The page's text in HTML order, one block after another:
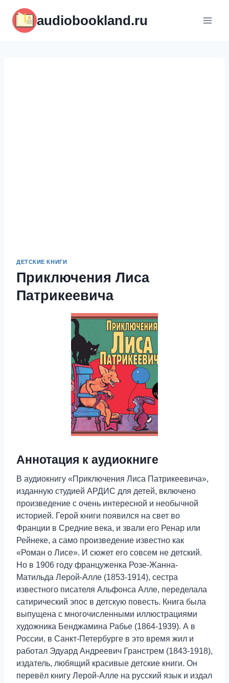
содержимому
audiobookland.ru
ДЕТСКИЕ КНИГИ
Приключения Лиса
Патрикеевича
Аннотация к аудиокниге
В аудиокнигу «Приключения Лиса Патрикеевича»,
изданную студией АРДИС для детей, включено
произведение с очень интересной и необычной
историей. Герой книги появился на свет во
Франции в Средние века, и звали его Ренар или
Рейнеке, а само произведение известно как
«Роман о Лисе». И сюжет его совсем не детский.
Но в 1906 году француженка Розе-Жанна-
Матильда Лерой-Алле (1853-1914), сестра
известного писателя Альфонса Алле, переделала
сатирический эпос в детскую повесть. Книга была
выпущена с многочисленными иллюстрациями
художника Бенджамина Рабье (1864-1939). А в
России, в Санкт-Петербурге в это время жил и
работал Эдуард Андреевич Гранстрем (1843-1918),
издатель, любящий красивые детские книги. Он
перевёл книгу Лерой-Алле на русский язык и издал